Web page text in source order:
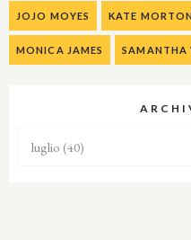
JOJO MOYES KATE
MONICA JAMES SAMANTHA